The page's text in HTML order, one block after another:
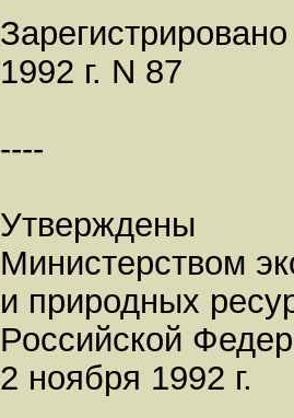
1992 г. N 87
----
Утверждены
Министерством
и природных
Российской
2 ноября 1992 г.